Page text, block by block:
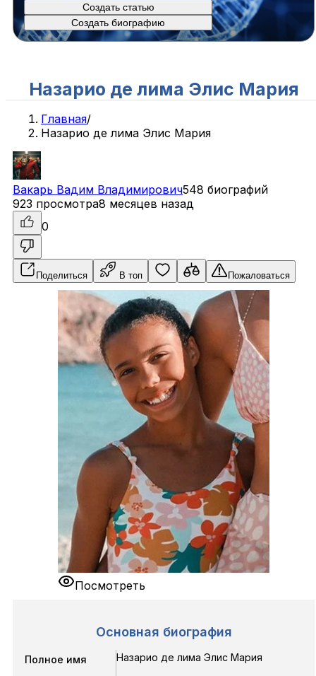
Создать статью
Создать биографию
Назарио де лима Элис Мария
Главная/
Назарио де лима Элис Мария
Вакарь Вадим Владимирович548 биографий
923 просмотра8 месяцев назад
0
Поделиться В топ Пожаловаться
Посмотреть
Основная биография
Полное имя Назарио де лима Элис Мария